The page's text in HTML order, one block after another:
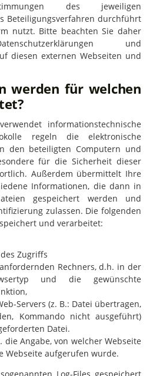
des jeweiligen
Beteiligungsverfahren durchführt
nutzt. Bitte beachten Sie daher
und
diesen externen Webseiten und
werden für welchen
informationstechnische
regeln die elektronische
den beteiligten Computern und
für die Sicherheit dieser
Außerdem übermittelt Ihre
Informationen, die dann in
gespeichert werden und
zulassen. Die folgenden
und verarbeitet:
Zugriffs
Rechners, d.h. in der
und die gewünschte
Servers (z. B.: Datei übertragen,
Kommando nicht ausgeführt)
Datei.
die Angabe, von welcher Webseite
Webseite aufgerufen wurde.